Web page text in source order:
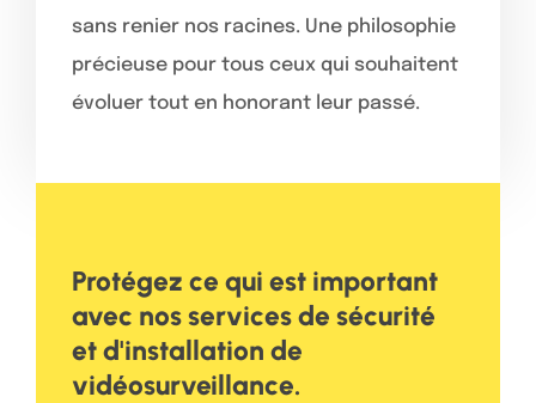
sans renier nos racines. Une philosophie
précieuse pour tous ceux qui souhaitent
évoluer tout en honorant leur passé.
Protégez ce qui est important
avec nos services de sécurité
et d'installation de
vidéosurveillance.